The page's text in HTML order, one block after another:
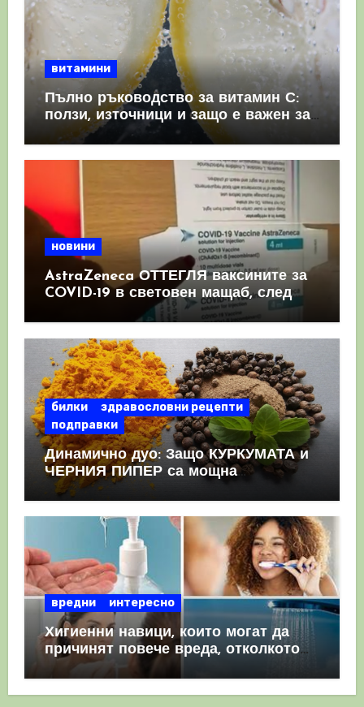
витамини
Пълно ръководство за витамин С:
ползи, източници и защо е важен за
имунната система
новини
AstraZeneca ОТТЕГЛЯ ваксините за
COVID-19 в световен мащаб, след
като призна, че те причиняват
билки
здравословни рецепти
подправки
Динамично дуо: Защо КУРКУМАТА и
ЧЕРНИЯ ПИПЕР са мощна
комбинация
вредни интересно
Хигиенни навици, които могат да
причинят повече вреда, отколкото
полза